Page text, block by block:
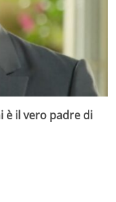
è il vero padre di